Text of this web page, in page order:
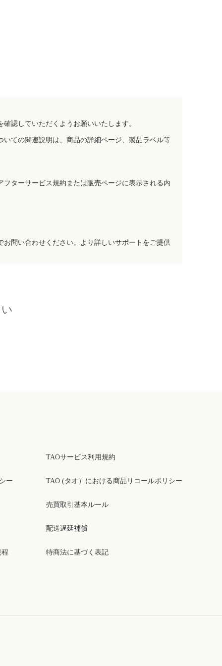
認していただくようお願いいたします。
ての関連説明は、商品の詳細ページ、製品ラベル等
ターサービス規約または販売ページに表示される内
問い合わせください。より詳しいサポートをご提供
ー
TAOサービス利用規約
TAO (タオ）における商品リコールポリシー
売買取引基本ルール
配送遅延補償
特商法に基づく表記